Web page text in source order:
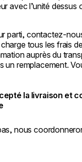
avec l’unité dessus
parti, contactez-
tous les frais
auprès du
un remplacement.
la livraison et
nous